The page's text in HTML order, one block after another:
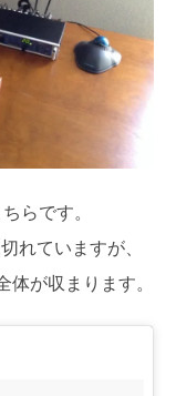
らです。
れていますが、
が収まります。